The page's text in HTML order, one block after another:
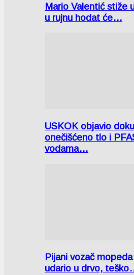
Mario Valentić stiže
u rujnu hodat će…
USKOK objavio
onečišćeno tlo i
vodama…
Pijani vozač
udario u drvo,